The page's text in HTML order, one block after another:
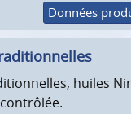
Données
huiles